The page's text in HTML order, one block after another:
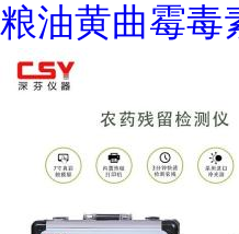
粮油黄曲霉毒